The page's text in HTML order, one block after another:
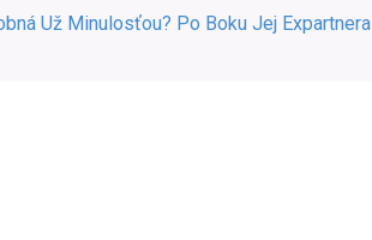
Už Minulosťou? Po Boku Jej Expartnera